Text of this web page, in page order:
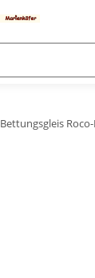
Bettungsgleis